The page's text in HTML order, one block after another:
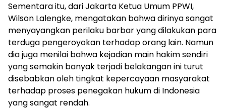
Sementara itu, dari Jakarta Ketua Umum PPWI,
Wilson Lalengke, mengatakan bahwa dirinya sangat
menyayangkan perilaku barbar yang dilakukan para
terduga pengeroyokan terhadap orang lain. Namun
dia juga menilai bahwa kejadian main hakim sendiri
yang semakin banyak terjadi belakangan ini turut
disebabkan oleh tingkat kepercayaan masyarakat
terhadap proses penegakan hukum di Indonesia
yang sangat rendah.